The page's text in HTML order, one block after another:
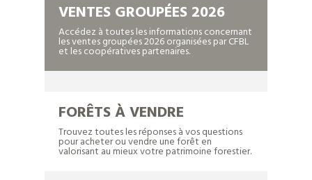
Les coupes rases, une plaie indélébile dans le
paysage ?
VENTES GROUPÉES 2026
Accédez à toutes les informations concernant
les ventes groupées 2026 organisées par CFBL
et les coopératives partenaires.
FORÊTS À VENDRE
Trouvez toutes les réponses à vos questions
pour acheter ou vendre une forêt en
valorisant au mieux votre patrimoine forestier.